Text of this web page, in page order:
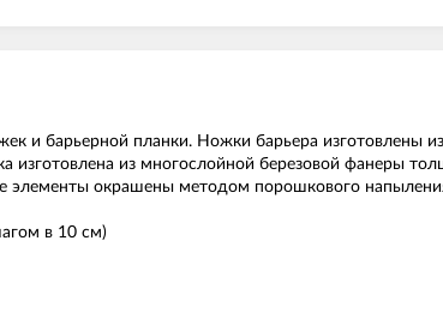
и барьерной планки. Ножки барьера
изготовлена из многослойной березовой фанеры
элементы окрашены методом порошкового
в 10 см)